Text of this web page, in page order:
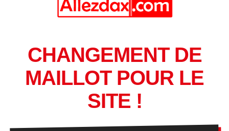
CHANGEMENT DE
MAILLOT POUR LE
SITE !